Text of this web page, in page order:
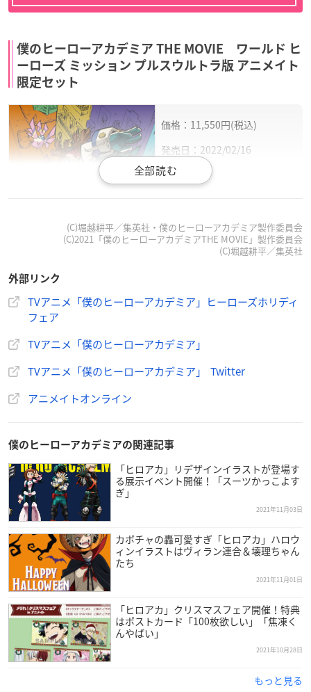
僕のヒーローアカデミア THE MOVIE ワールド ヒ
ーローズ ミッション プルスウルトラ版 アニメイト
限定セット
価格：11,550円(税込)
発売日：2022/02/16
こちらの商品ページのカートボタンが「カートに入れる」
であっても、
「お取り寄せ」や「購入不可」となる場合がございます。
シリーズNo.1ヒットを記録した劇場版第3弾がBlu-rayで登
場！
ヒロアカ史上最大の危機（ミッション）にヒーローたちが
立ち向かう―。
世界中の“個性”保持者の殲滅を目論む謎の組織・ヒューマ
ライズ。
彼らが各国に仕掛けた、“個性”を暴走させ崩壊に導く爆弾
＜個性因子誘発爆弾(イディオトリガーボム)＞から
人々を救うため、世界選抜ヒーローチームが結成。
世界各国のプロヒーローと、ヒーロー事務所でインターン
中だった雄英高校ヒーロー科の生徒たちが招集され、
各地で爆弾の回収任務にあたっていた。
エンデヴァー事務所でインターン中のデク・爆豪・轟の3人
(C)堀越耕平／集英社・僕のヒーローアカデミア製作委員会
(C)2021「僕のヒーローアカデミアTHE MOVIE」製作委員会
(C)堀越耕平／集英社
外部リンク
TVアニメ「僕のヒーローアカデミア」ヒーローズホリディ
フェア
TVアニメ「僕のヒーローアカデミア」
TVアニメ「僕のヒーローアカデミア」 Twitter
アニメイトオンライン
僕のヒーローアカデミアの関連記事
「ヒロアカ」リデザインイラストが登場す
る展示イベント開催！「スーツかっこよす
ぎ」
2021年11月03日
カボチャの轟可愛すぎ「ヒロアカ」ハロウ
ィンイラストはヴィラン連合＆壊理ちゃん
たち
2021年11月01日
「ヒロアカ」クリスマスフェア開催！特典
はポストカード「100枚欲しい」「焦凍く
んやばい」
2021年10月28日
もっと見る